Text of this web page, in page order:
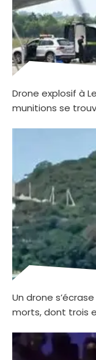
Drone explosif à
munitions se
Un drone
morts, dont trois